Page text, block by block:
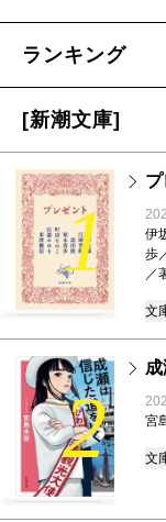
ランキング
[新潮文庫]
1
プ
伊
歩
／
文
2
宮
文